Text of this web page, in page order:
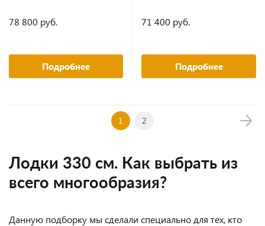
78 800 руб.
Подробнее
71 400 руб.
Подробнее
1 2
Лодки 330 см. Как выбрать из
всего многообразия?
Данную подборку мы сделали специально для тех, кто